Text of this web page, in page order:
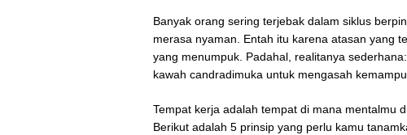
Banyak orang sering terjebak dalam siklus
merasa nyaman. Entah itu karena atasan yang
yang menumpuk. Padahal, realitanya
kawah candradimuka untuk mengasah
Tempat kerja adalah tempat di mana mentalmu
Berikut adalah 5 prinsip yang perlu kamu